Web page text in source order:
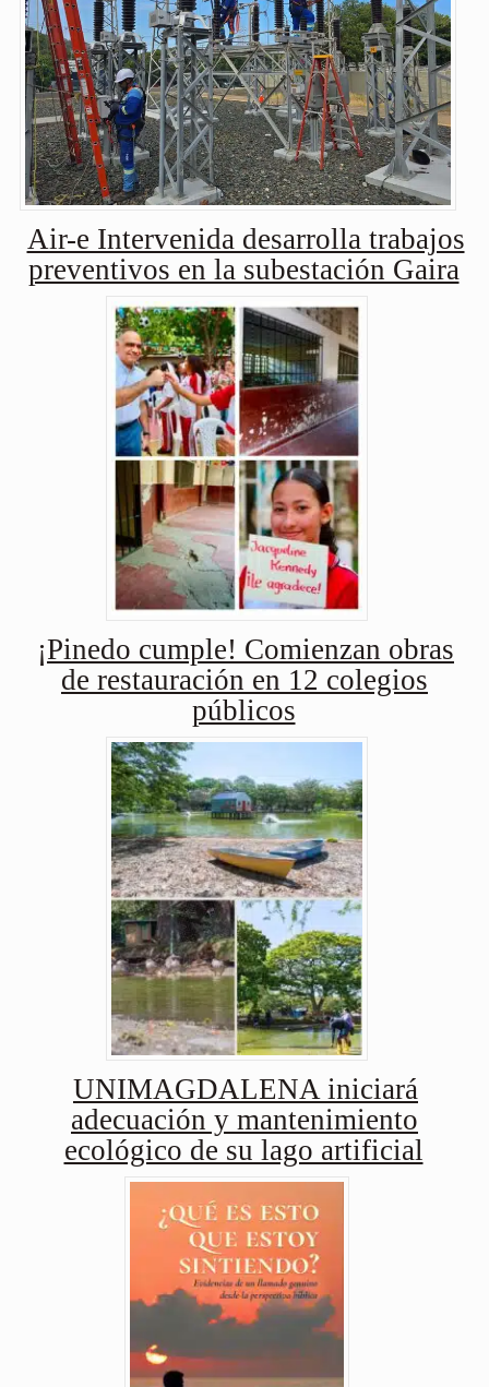
Air-e Intervenida desarrolla trabajos
preventivos en la subestación Gaira
¡Pinedo cumple! Comienzan obras
de restauración en 12 colegios
públicos
UNIMAGDALENA iniciará
adecuación y mantenimiento
ecológico de su lago artificial